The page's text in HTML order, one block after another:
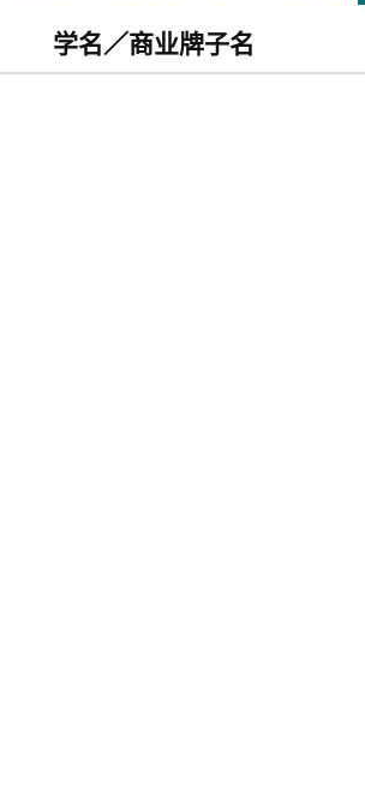
学名／商业牌子名